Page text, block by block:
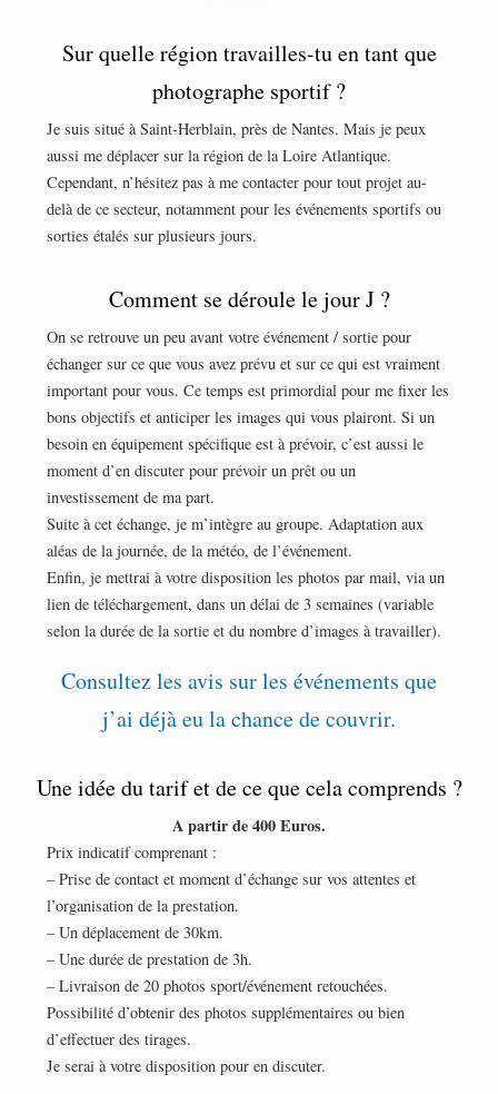
Sur quelle région travailles-tu en tant que
photographe sportif ?
Je suis situé à Saint-Herblain, près de Nantes. Mais je peux
aussi me déplacer sur la région de la Loire Atlantique.
Cependant, n’hésitez pas à me contacter pour tout projet au-
delà de ce secteur, notamment pour les événements sportifs ou
sorties étalés sur plusieurs jours.
Comment se déroule le jour J ?
On se retrouve un peu avant votre événement / sortie pour
échanger sur ce que vous avez prévu et sur ce qui est vraiment
important pour vous. Ce temps est primordial pour me fixer les
bons objectifs et anticiper les images qui vous plairont. Si un
besoin en équipement spécifique est à prévoir, c’est aussi le
moment d’en discuter pour prévoir un prêt ou un
investissement de ma part.
Suite à cet échange, je m’intègre au groupe. Adaptation aux
aléas de la journée, de la météo, de l’événement.
Enfin, je mettrai à votre disposition les photos par mail, via un
lien de téléchargement, dans un délai de 3 semaines (variable
selon la durée de la sortie et du nombre d’images à travailler).
Consultez les avis sur les événements que
j’ai déjà eu la chance de couvrir.
Une idée du tarif et de ce que cela comprends ?
A partir de 400 Euros.
Prix indicatif comprenant :
– Prise de contact et moment d’échange sur vos attentes et
l’organisation de la prestation.
– Un déplacement de 30km.
– Une durée de prestation de 3h.
– Livraison de 20 photos sport/événement retouchées.
Possibilité d’obtenir des photos supplémentaires ou bien
d’effectuer des tirages.
Je serai à votre disposition pour en discuter.